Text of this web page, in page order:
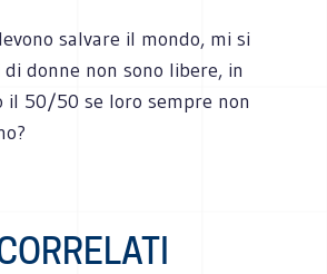
salvare il mondo, mi si
donne non sono libere, in
il 50/50 se loro sempre non